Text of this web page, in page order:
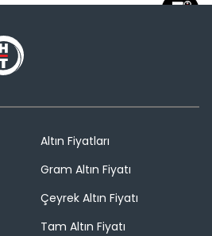
Altın Fiyatları
Gram Altın Fiyatı
Çeyrek Altın Fiyatı
Tam Altın Fiyatı